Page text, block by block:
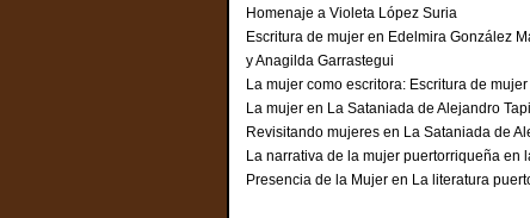
Homenaje a Violeta López Suria
Escritura de mujer en Edelmira González
y Anagilda Garrastegui
La mujer como escritora: Escritura de
La mujer en La Sataniada de Alejandro
Revisitando mujeres en La Sataniada de
La narrativa de la mujer puertorriqueña
Presencia de la Mujer en La literatura